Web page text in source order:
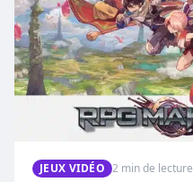
JEUX VIDÉO 2 min de lecture